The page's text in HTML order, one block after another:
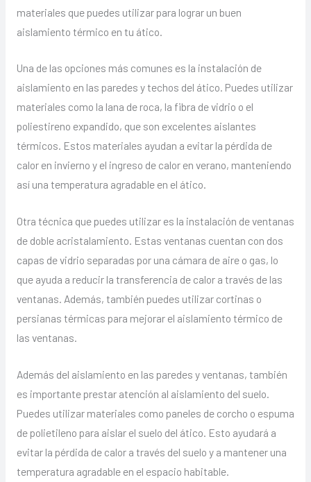
materiales que puedes utilizar para lograr un buen
aislamiento térmico en tu ático.
Una de las opciones más comunes es la instalación de
aislamiento en las paredes y techos del ático. Puedes utilizar
materiales como la lana de roca, la fibra de vidrio o el
poliestireno expandido, que son excelentes aislantes
térmicos. Estos materiales ayudan a evitar la pérdida de
calor en invierno y el ingreso de calor en verano, manteniendo
así una temperatura agradable en el ático.
Otra técnica que puedes utilizar es la instalación de ventanas
de doble acristalamiento. Estas ventanas cuentan con dos
capas de vidrio separadas por una cámara de aire o gas, lo
que ayuda a reducir la transferencia de calor a través de las
ventanas. Además, también puedes utilizar cortinas o
persianas térmicas para mejorar el aislamiento térmico de
las ventanas.
Además del aislamiento en las paredes y ventanas, también
es importante prestar atención al aislamiento del suelo.
Puedes utilizar materiales como paneles de corcho o espuma
de polietileno para aislar el suelo del ático. Esto ayudará a
evitar la pérdida de calor a través del suelo y a mantener una
temperatura agradable en el espacio habitable.